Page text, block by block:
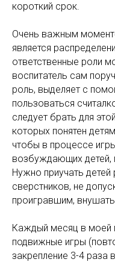
короткий срок.
Очень важным
является
ответственные роли
воспитатель сам
роль, выделяет с
пользоваться
следует брать для
которых понятен
чтобы в процессе
возбуждающих детей,
Нужно приучать
сверстников, не
проигравшим,
Каждый месяц в моей
подвижные игры
закрепление 3-4 раза